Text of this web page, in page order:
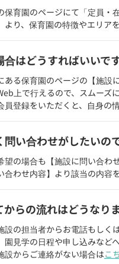
保育園のページにて「定員・
より、保育園の特徴やエリア
はどうすればいいで
ある保育園のページの【施設
上で行えるので、スムーズ
員登録をいただくと、自身の
問い合わせがしたいの
望の場合も【施設に問い合わ
合わせ内容】より該当の内容
らの流れはどうなり
設の担当者からお電話もしく
見学の日程や申し込みなど
設からご連絡がない場合はこ